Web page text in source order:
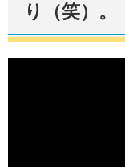
り（笑）。